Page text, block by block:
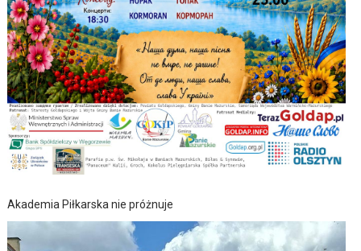
Akademia Piłkarska nie próżnuje